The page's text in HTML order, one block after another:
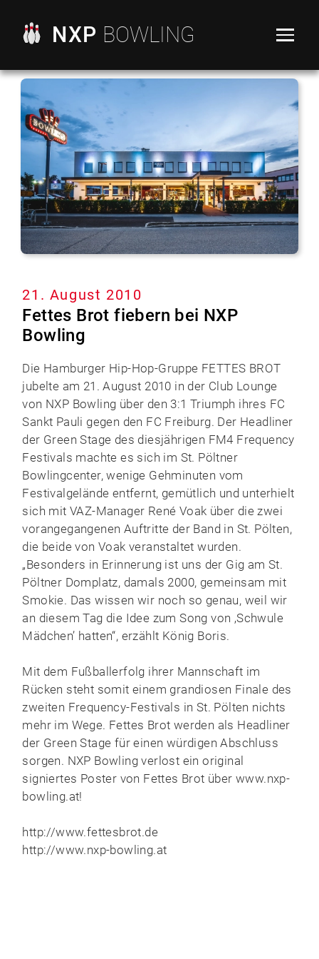
NXP BOWLING
21. August 2010
Fettes Brot fiebern bei NXP
Bowling
Die Hamburger Hip-Hop-Gruppe FETTES BROT
jubelte am 21. August 2010 in der Club Lounge
von NXP Bowling über den 3:1 Triumph ihres FC
Sankt Pauli gegen den FC Freiburg. Der Headliner
der Green Stage des diesjährigen FM4 Frequency
Festivals machte es sich im St. Pöltner
Bowlingcenter, wenige Gehminuten vom
Festivalgelände entfernt, gemütlich und unterhielt
sich mit VAZ-Manager René Voak über die zwei
vorangegangenen Auftritte der Band in St. Pölten,
die beide von Voak veranstaltet wurden.
„Besonders in Erinnerung ist uns der Gig am St.
Pöltner Domplatz, damals 2000, gemeinsam mit
Smokie. Das wissen wir noch so genau, weil wir
an diesem Tag die Idee zum Song von ‚Schwule
Mädchen’ hatten“, erzählt König Boris.
Mit dem Fußballerfolg ihrer Mannschaft im
Rücken steht somit einem grandiosen Finale des
zweiten Frequency-Festivals in St. Pölten nichts
mehr im Wege. Fettes Brot werden als Headliner
der Green Stage für einen würdigen Abschluss
sorgen. NXP Bowling verlost ein original
signiertes Poster von Fettes Brot über www.nxp-
bowling.at!
http://www.fettesbrot.de
http://www.nxp-bowling.at